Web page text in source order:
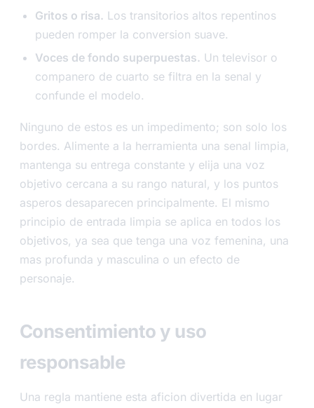
Gritos o risa. Los transitorios altos repentinos
pueden romper la conversion suave.
Voces de fondo superpuestas. Un televisor o
companero de cuarto se filtra en la senal y
confunde el modelo.
Ninguno de estos es un impedimento; son solo los
bordes. Alimente a la herramienta una senal limpia,
mantenga su entrega constante y elija una voz
objetivo cercana a su rango natural, y los puntos
asperos desaparecen principalmente. El mismo
principio de entrada limpia se aplica en todos los
objetivos, ya sea que tenga una voz femenina, una
mas profunda y masculina o un efecto de
personaje.
Consentimiento y uso
responsable
Una regla mantiene esta aficion divertida en lugar